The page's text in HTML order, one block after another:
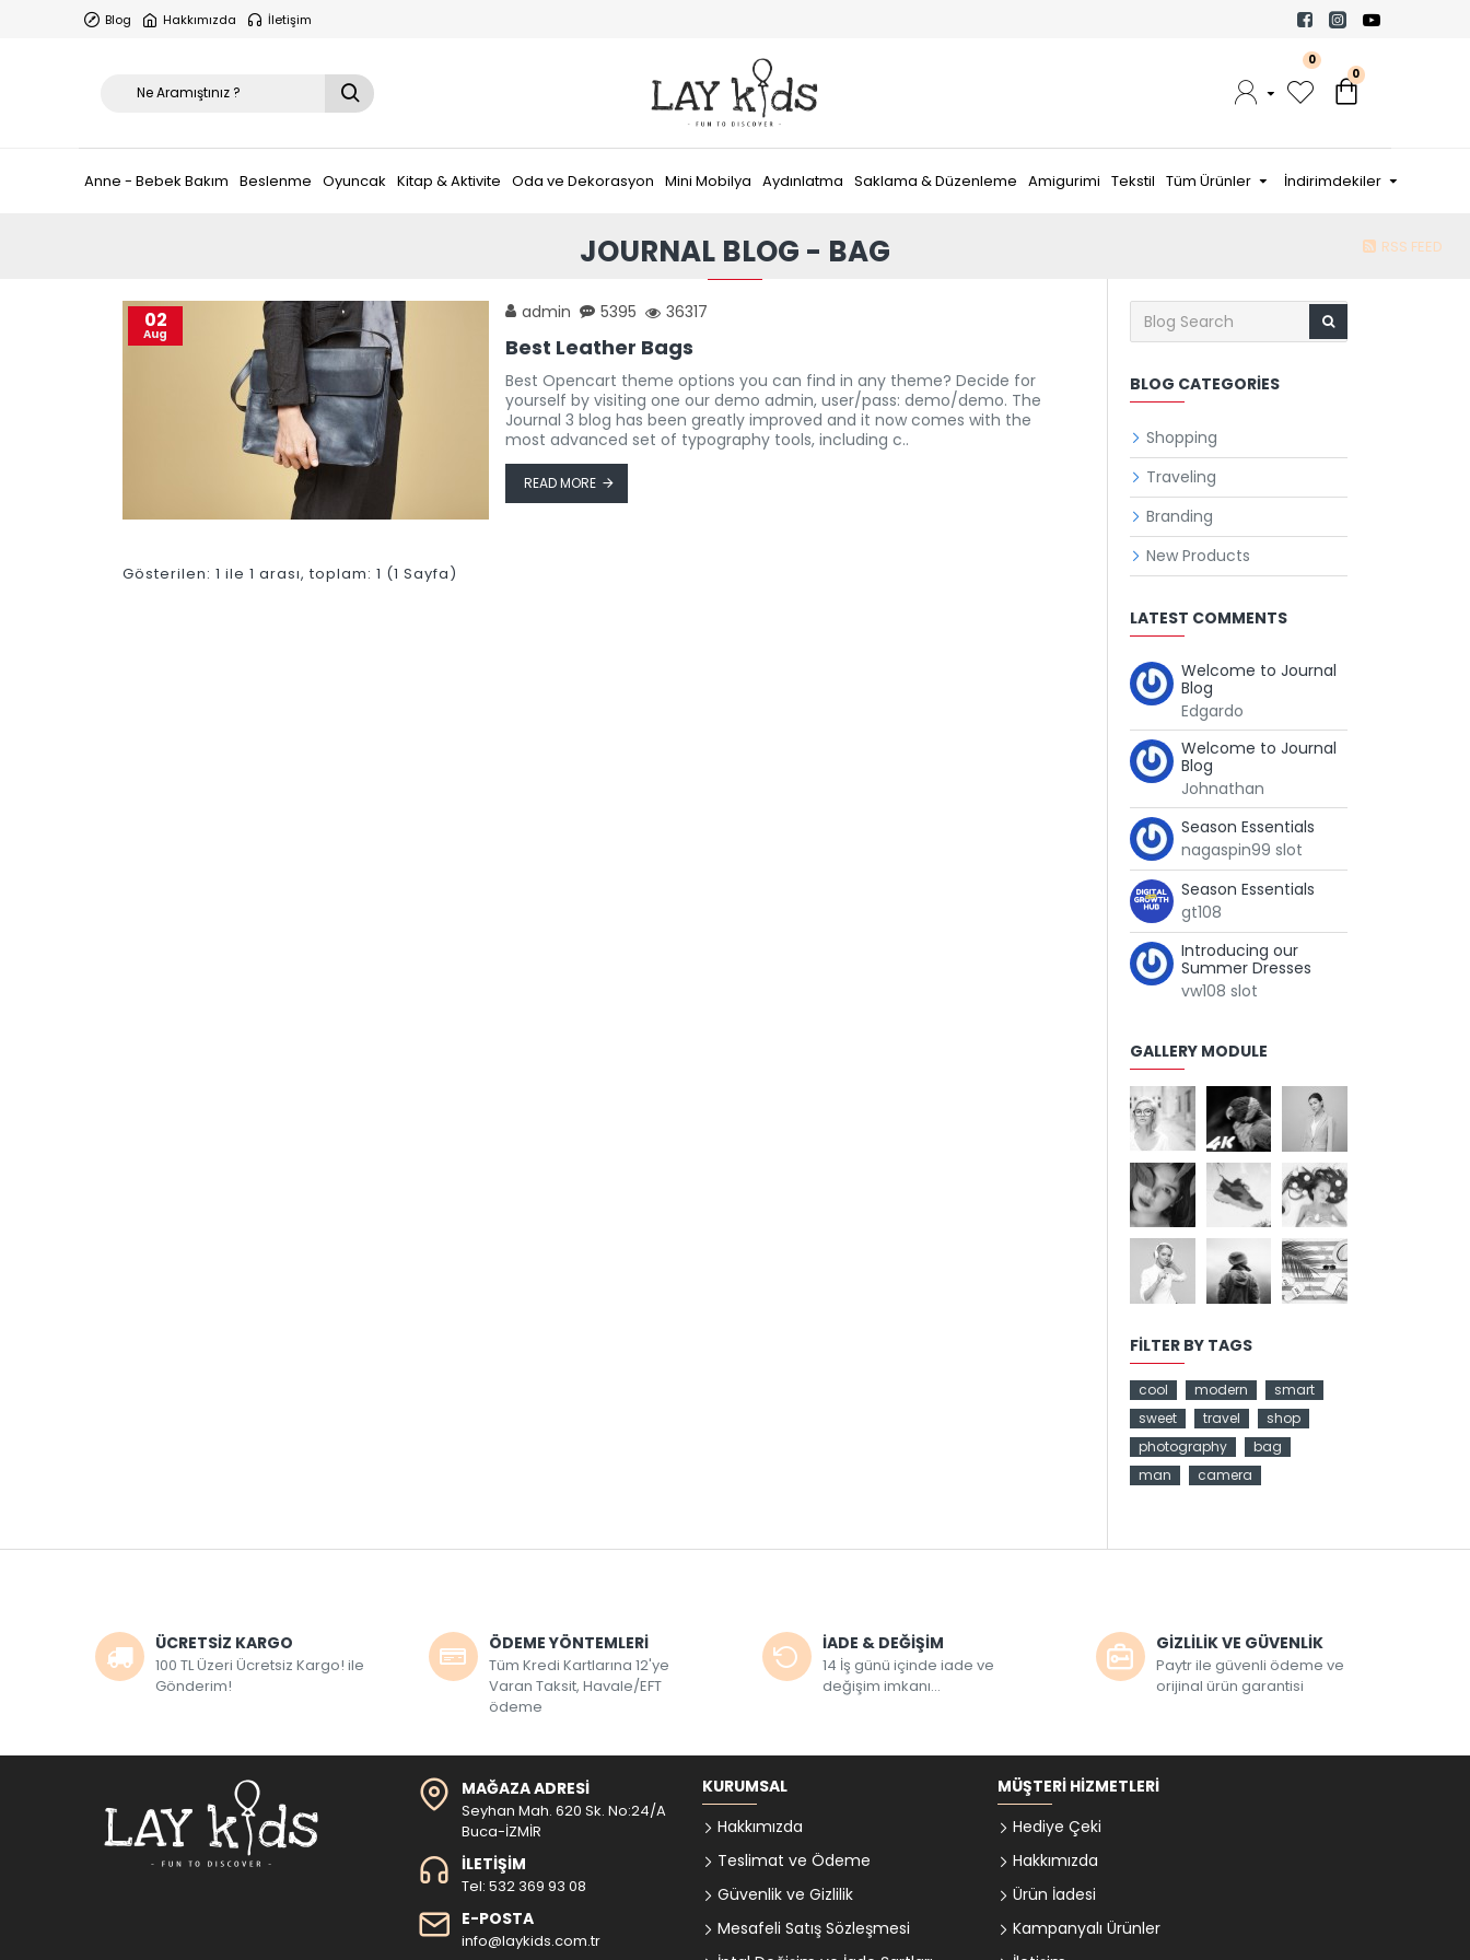
Blog Hakkımızda İletişim
0
0
Anne - Bebek Bakım Beslenme Oyuncak Kitap & Aktivite Oda ve Dekorasyon Mini Mobilya Aydınlatma Saklama & Düzenleme Amigurimi Tekstil Tüm Ürünler İndirimdekiler
JOURNAL BLOG - BAG RSS FEED
02
Aug
admin 5395 36317
Best Leather Bags
Best Opencart theme options you can find in any theme? Decide for
yourself by visiting one our demo admin, user/pass: demo/demo. The
Journal 3 blog has been greatly improved and it now comes with the
most advanced set of typography tools, including c..
READ MORE
Gösterilen: 1 ile 1 arası, toplam: 1 (1 Sayfa)
BLOG CATEGORIES
Shopping
Traveling
Branding
New Products
LATEST COMMENTS
Welcome to Journal
Blog
Edgardo
Welcome to Journal
Blog
Johnathan
Season Essentials
nagaspin99 slot
Season Essentials
gt108
Introducing our
Summer Dresses
vw108 slot
GALLERY MODULE
FILTER BY TAGS
cool modern
smart
sweet
travel
shop
photography
bag
man
camera
ÜCRETSİZ KARGO
100 TL Üzeri Ücretsiz Kargo! ile
Gönderim!
ÖDEME YÖNTEMLERİ
Tüm Kredi Kartlarına 12'ye
Varan Taksit, Havale/EFT
ödeme
İADE & DEĞİŞİM
14 İş günü içinde iade ve
değişim imkanı...
GİZLİLİK VE GÜVENLİK
Paytr ile güvenli ödeme ve
orijinal ürün garantisi
MAĞAZA ADRESI
Seyhan Mah. 620 Sk. No:24/A
Buca-İZMİR
İLETIŞIM
Tel: 532 369 93 08
E-POSTA
info@laykids.com.tr
KURUMSAL
Hakkımızda
Teslimat ve Ödeme
Güvenlik ve Gizlilik
Mesafeli Satış Sözleşmesi
MÜŞTERI HIZMETLERI
Hediye Çeki
Hakkımızda
Ürün İadesi
Kampanyalı Ürünler